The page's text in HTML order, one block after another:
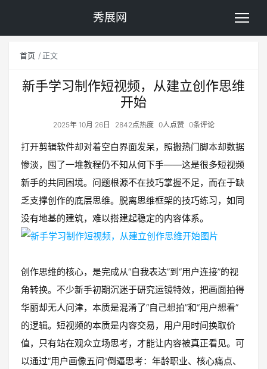
秀展网
首页 正文
新手学习制作短视频，从建立创作思维
开始
2025年 10月 26日 2842点热度 0人点赞 0条评论
打开剪辑软件却对着空白界面发呆，照搬热门脚本却数据
惨淡，囤了一堆教程仍不知从何下手——这是很多短视频
新手的共同困境。问题根源不在技巧掌握不足，而在于缺
乏支撑创作的底层思维。脱离思维框架的技巧练习，如同
没有地基的建筑，难以搭建起稳定的内容体系。
创作思维的核心，是完成从“自我表达”到“用户连接”的视
角转换。不少新手初期沉迷于研究运镜特效，把画面拍得
华丽却无人问津，本质是混淆了“自己想拍”和“用户想看”
的逻辑。短视频的本质是内容交易，用户用时间换取价
值，只有站在观众立场思考，才能让内容被真正看见。可
以通过“用户画像五问”倒逼思考：年龄职业、核心痛点、